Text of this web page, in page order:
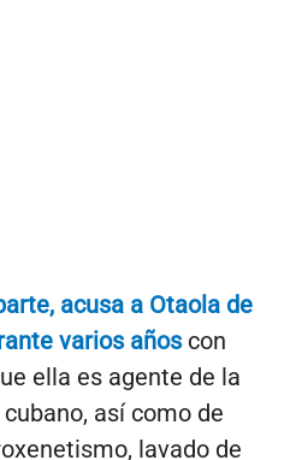
acusa a Otaola de
varios añoscon
ella es agente de la
así como de
lavado de